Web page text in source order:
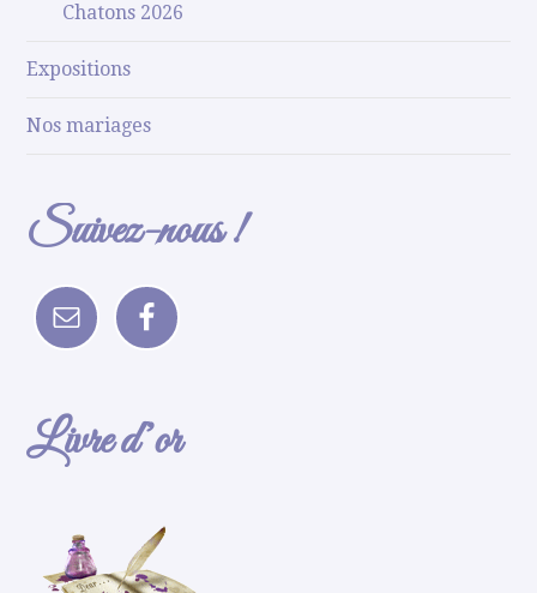
Chatons 2026
Expositions
Nos mariages
Suivez-nous !
Livre d’or